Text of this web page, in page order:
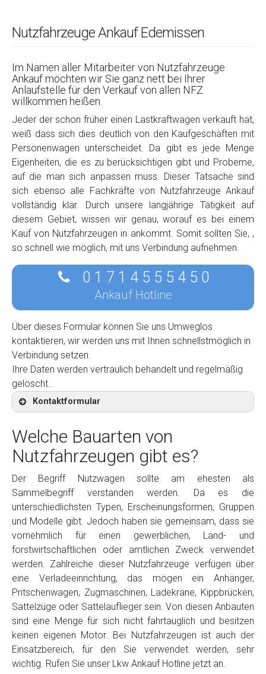
Nutzfahrzeuge Ankauf Edemissen
Im Namen aller Mitarbeiter von Nutzfahrzeuge
Ankauf möchten wir Sie ganz nett bei Ihrer
Anlaufstelle für den Verkauf von allen NFZ
willkommen heißen.
Jeder der schon früher einen Lastkraftwagen verkauft hat,
weiß dass sich dies deutlich von den Kaufgeschäften mit
Personenwagen unterscheidet. Da gibt es jede Menge
Eigenheiten, die es zu berücksichtigen gibt und Probeme,
auf die man sich anpassen muss. Dieser Tatsache sind
sich ebenso alle Fachkräfte von Nutzfahrzeuge Ankauf
vollständig klar. Durch unsere langjährige Tätigkeit auf
diesem Gebiet, wissen wir genau, worauf es bei einem
Kauf von Nutzfahrzeugen in ankommt. Somit sollten Sie, ,
so schnell wie möglich, mit uns Verbindung aufnehmen.
0 1 7 1 4 5 5 5 4 5 0
Ankauf Hotline
Über dieses Formular können Sie uns Umweglos
kontaktieren, wir werden uns mit Ihnen schnellstmöglich in
Verbindung setzen.
Ihre Daten werden vertraulich behandelt und regelmäßig
gelöscht..
Kontaktformular
Kontaktformular
Marke
Model
Baujahr
Getriebe
Bekannte Schäden
Welche Bauarten von
Nutzfahrzeugen gibt es?
Der Begriff Nutzwagen sollte am ehesten als
Sammelbegriff verstanden werden. Da es die
unterschiedlichsten Typen, Erscheinungsformen, Gruppen
und Modelle gibt. Jedoch haben sie gemeinsam, dass sie
vornehmlich für einen gewerblichen, Land- und
forstwirtschaftlichen oder amtlichen Zweck verwendet
werden. Zahlreiche dieser Nutzfahrzeuge verfügen über
eine Verladeeinrichtung, das mögen ein Anhänger,
Pritschenwagen, Zugmaschinen, Ladekräne, Kippbrücken,
Sattelzüge oder Sattelauflieger sein. Von diesen Anbauten
sind eine Menge für sich nicht fahrtauglich und besitzen
keinen eigenen Motor. Bei Nutzfahrzeugen ist auch der
Einsatzbereich, für den Sie verwendet werden, sehr
wichtig. Rufen Sie unser Lkw Ankauf Hotline jetzt an.